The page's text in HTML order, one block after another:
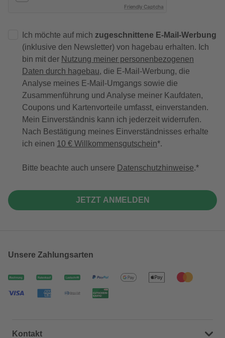
Friendly Captcha
Ich möchte auf mich zugeschnittene E-Mail-Werbung
(inklusive den Newsletter) von hagebau erhalten. Ich
bin mit der Nutzung meiner personenbezogenen
Daten durch hagebau, die E-Mail-Werbung, die
Analyse meines E-Mail-Umgangs sowie die
Zusammenführung und Analyse meiner Kaufdaten,
Coupons und Kartenvorteile umfasst, einverstanden.
Mein Einverständnis kann ich jederzeit widerrufen.
Nach Bestätigung meines Einverständnisses erhalte
ich einen 10 € Willkommensgutschein*.
Bitte beachte auch unsere Datenschutzhinweise.
JETZT ANMELDEN
Unsere Zahlungsarten
Kontakt